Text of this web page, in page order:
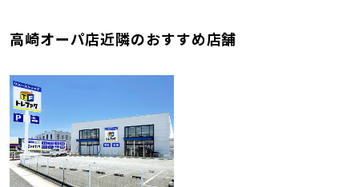
高崎オーパ店近隣のおすすめ店舗